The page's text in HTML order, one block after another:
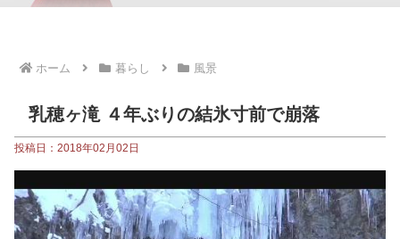
ホーム 暮らし 風景
乳穂ヶ滝 ４年ぶりの結氷寸前で崩落
投稿日：2018年02月02日